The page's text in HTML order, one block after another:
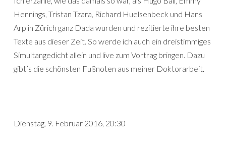
Hennings, Tristan Tzara, Richard Huelsenbeck und Hans
Arp in Zürich ganz Dada wurden und rezitierte ihre besten
Texte aus dieser Zeit. So werde ich auch ein dreistimmiges
Simultangedicht allein und live zum Vortrag bringen. Dazu
gibt’s die schönsten Fußnoten aus meiner Doktorarbeit.
Dienstag, 9. Februar 2016, 20:30